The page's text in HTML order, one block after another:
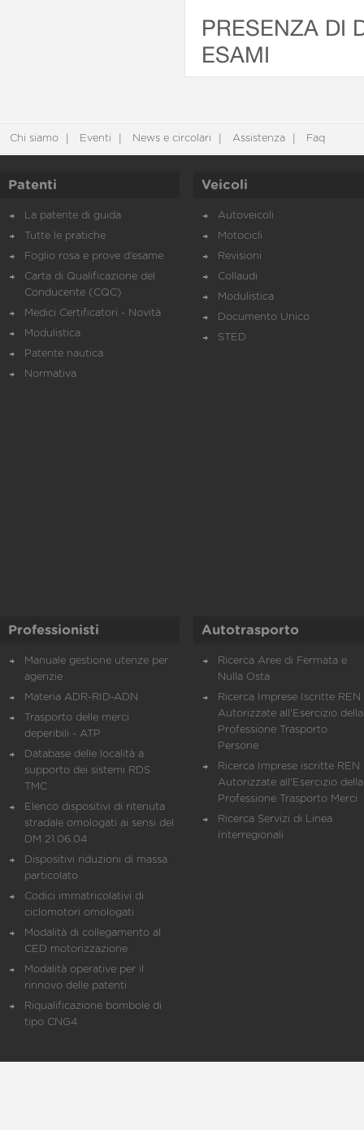
PRESENZA DI
ESAMI
Chi siamo Eventi News e circolari Assistenza Faq
Patenti
La patente di guida
Tutte le pratiche
Foglio rosa e prove d’esame
Carta di Qualificazione del
Conducente (CQC)
Medici Certificatori - Novità
Modulistica
Patente nautica
Normativa
Veicoli
Autoveicoli
Motocicli
Revisioni
Collaudi
Modulistica
Documento Unico
STED
Professionisti
Manuale gestione utenze per
agenzie
Materia ADR-RID-ADN
Trasporto delle merci
deperibili - ATP
Database delle località a
supporto dei sistemi RDS
TMC
Elenco dispositivi di ritenuta
stradale omologati ai sensi del
DM 21.06.04
Dispositivi riduzioni di massa
particolato
Codici immatricolativi di
ciclomotori omologati
Modalità di collegamento al
CED motorizzazione
Modalità operative per il
rinnovo delle patenti
Riqualificazione bombole di
tipo CNG4
Autotrasporto
Ricerca Aree di Fermata e
Nulla Osta
Ricerca Imprese Iscritte REN
Autorizzate all'Esercizio della
Professione Trasporto
Persone
Ricerca Imprese iscritte REN
Autorizzate all'Esercizio della
Professione Trasporto Merci
Ricerca Servizi di Linea
Interregionali